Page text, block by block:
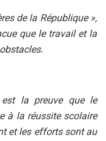
de la République »,
que le travail et la
la preuve que le
à la réussite scolaire
et les efforts sont au